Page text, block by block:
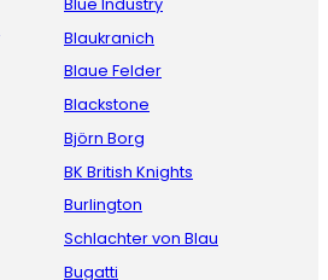
Blue Industry
Blaukranich
Blaue Felder
Blackstone
Björn Borg
BK British Knights
Burlington
Schlachter von Blau
Bugatti